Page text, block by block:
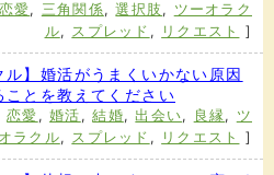
恋愛, 三角関係,選択肢 , ツーオラク
ル, スプレッド , リクエスト ]
ル】婚活がうまくいかない原因
ことを教えてください
恋愛 ,婚活 ,結婚,出会い, 良縁, ツ
ラクル, スプレッド , リクエスト ]